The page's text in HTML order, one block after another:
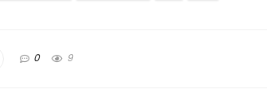
0 9